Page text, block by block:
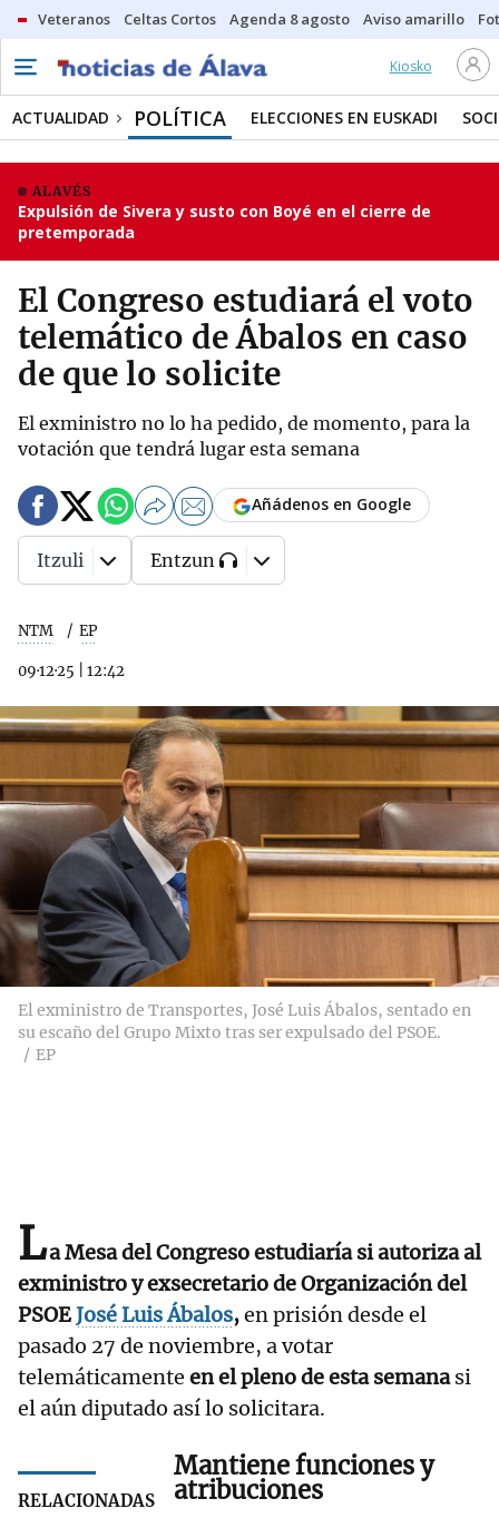
Veteranos Celtas Cortos Agenda 8 agosto Aviso amarillo
Kiosko
ACTUALIDAD POLÍTICA ELECCIONES EN EUSKADI
ALAVÉS
Expulsión de Sivera y susto con Boyé en el cierre de
pretemporada
El Congreso estudiará el voto
telemático de Ábalos en caso
de que lo solicite
El exministro no lo ha pedido, de momento, para la
votación que tendrá lugar esta semana
NTM EP
09·12·25 12:42
Añádenos en Google
Itzuli Entzun
El exministro de Transportes, José Luis Ábalos, sentado en
su escaño del Grupo Mixto tras ser expulsado del PSOE.
EP
La Mesa del Congreso estudiaría si autoriza al
exministro y exsecretario de Organización del
PSOEJosé Luis Ábalos,en prisión desde el
pasado 27 de noviembre, a votar
telemáticamente en el pleno de esta semanasi
el aún diputado así lo solicitara.
RELACIONADAS
Mantiene funciones y
atribuciones